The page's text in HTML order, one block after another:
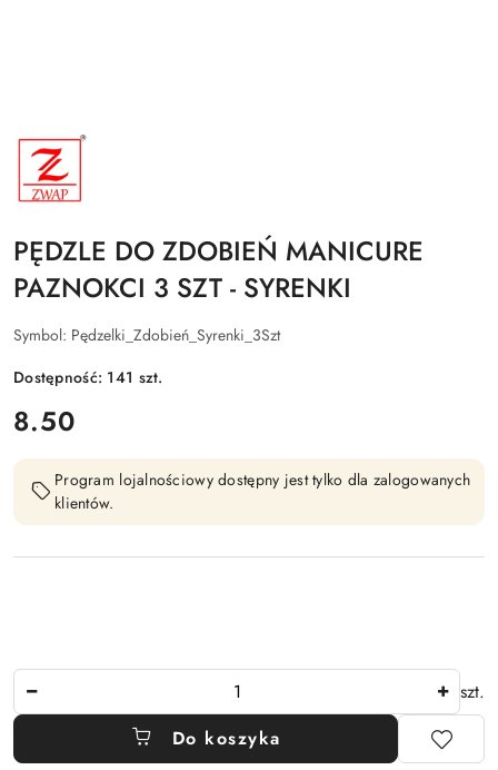
NAZWA
PRODUCENTA:
ZWAP
PĘDZLE DO ZDOBIEŃ MANICURE
PAZNOKCI 3 SZT - SYRENKI
Symbol: Pędzelki_Zdobień_Syrenki_3Szt
Dostępność: 141 szt.
cena:
8.50
Program lojalnościowy dostępny jest tylko dla zalogowanych
klientów.
szt.
Do koszyka